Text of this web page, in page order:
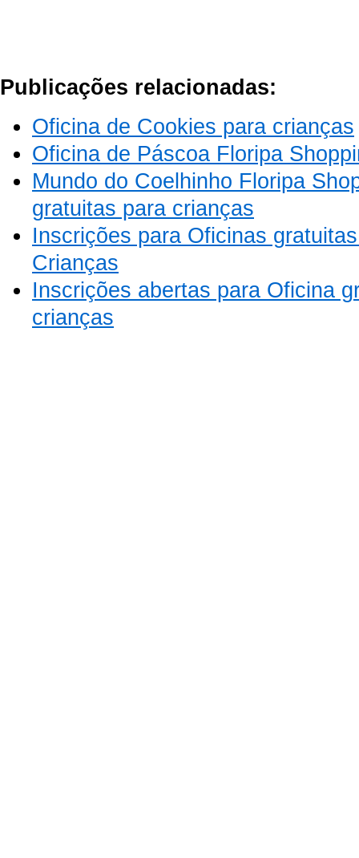
Publicações relacionadas:
Oficina de Cookies para crianças
Oficina de Páscoa Floripa
Mundo do Coelhinho Floripa
gratuitas para crianças
Inscrições para Oficinas
Crianças
Inscrições abertas para Oficina
crianças